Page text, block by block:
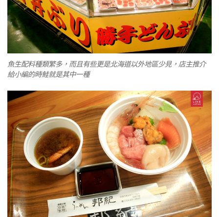
魚生配料種類繁多，而且有些更是北海道以外地區少見，店主推介
給小編的時鮭就是其中一種